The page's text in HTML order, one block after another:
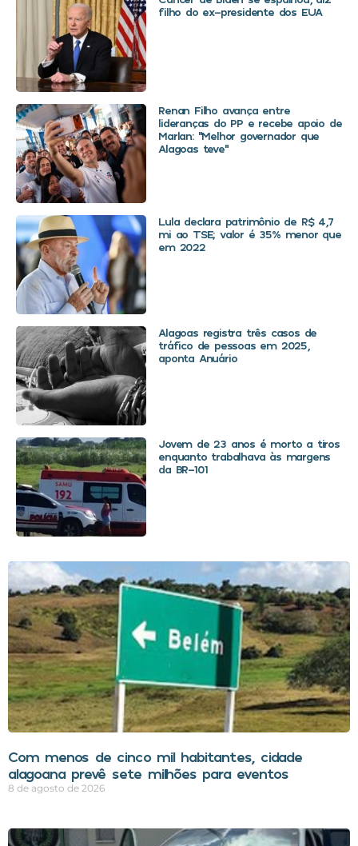
filho do ex-presidente dos EUA
Renan Filho avança entre
lideranças do PP e recebe apoio de
Marlan: “Melhor governador que
Alagoas teve”
Lula declara patrimônio de R$ 4,7
mi ao TSE; valor é 35% menor que
em 2022
Alagoas registra três casos de
tráfico de pessoas em 2025,
aponta Anuário
Jovem de 23 anos é morto a tiros
enquanto trabalhava às margens
da BR-101
Com menos de cinco mil habitantes, cidade
alagoana prevê sete milhões para eventos
8 de agosto de 2026